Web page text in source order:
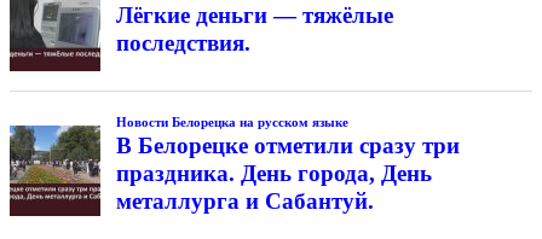
Лёгкие деньги — тяжёлые
последствия.
Новости Белорецка на русском языке
В Белорецке отметили сразу три
праздника. День города, День
металлурга и Сабантуй.